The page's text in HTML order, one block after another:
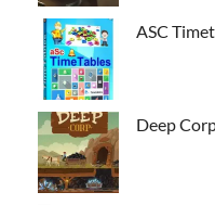
ASC
Deep